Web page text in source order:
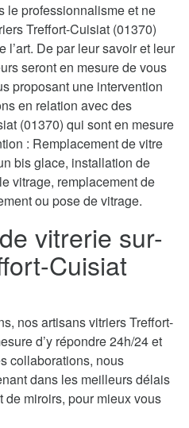
le professionnalisme et ne
Treffort-Cuisiat (01370)
De par leur savoir et leur
seront en mesure de vous
proposant une intervention
en relation avec des
(01370) qui sont en mesure
: Remplacement de vitre
bis glace, installation de
vitrage, remplacement de
ou pose de vitrage.
vitrerie sur-
Cuisiat
nos artisans vitriers Treffort-
d’y répondre 24h/24 et
collaborations, nous
dans les meilleurs délais
de miroirs, pour mieux vous